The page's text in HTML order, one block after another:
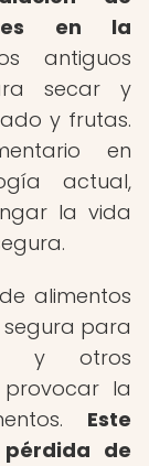
en la
antiguos
secar y
y frutas.
en
actual,
la vida
alimentos
para
y otros
la
Este
de